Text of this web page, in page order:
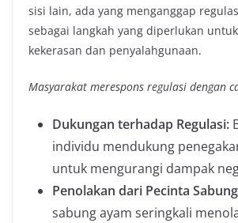
sisi lain, ada yang menganggap
sebagai langkah yang diperlukan
kekerasan dan penyalahgunaan.
Masyarakat merespons regulasi dengan
Dukungan terhadap Regulasi:
individu mendukung
untuk mengurangi dampak
Penolakan dari Pecinta
sabung ayam seringkali